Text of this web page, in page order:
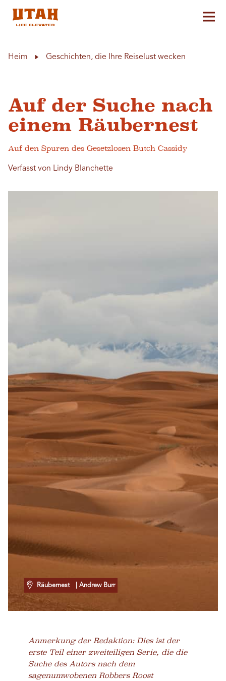
Heim Geschichten, die Ihre Reiselust wecken
Auf der Suche nach
einem Räubernest
Auf den Spuren des Gesetzlosen Butch Cassidy
Verfasst von Lindy Blanchette
Räubernest | Andrew Burr
Anmerkung der Redaktion: Dies ist der
erste Teil einer zweiteiligen Serie, die die
Suche des Autors nach dem
sagenumwobenen Robbers Roost